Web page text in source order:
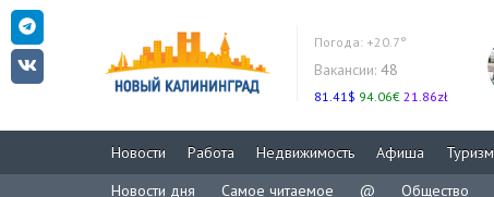
Погода: +20.7°
Вакансии: 48
81.41$ 94.06€ 21.86zł
Новости Работа Недвижимость Афиша Туризм
Новости дня
Самое читаемое @ Общество